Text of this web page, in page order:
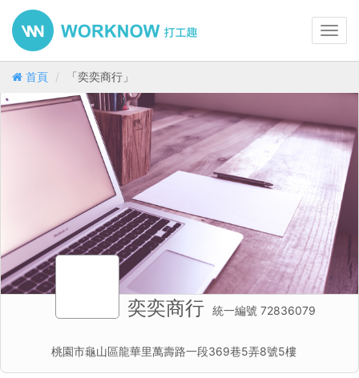
首頁 「奕奕商行」
奕奕商行 統一編號 72836079
桃園市龜山區龍華里萬壽路一段369巷5弄8號5樓